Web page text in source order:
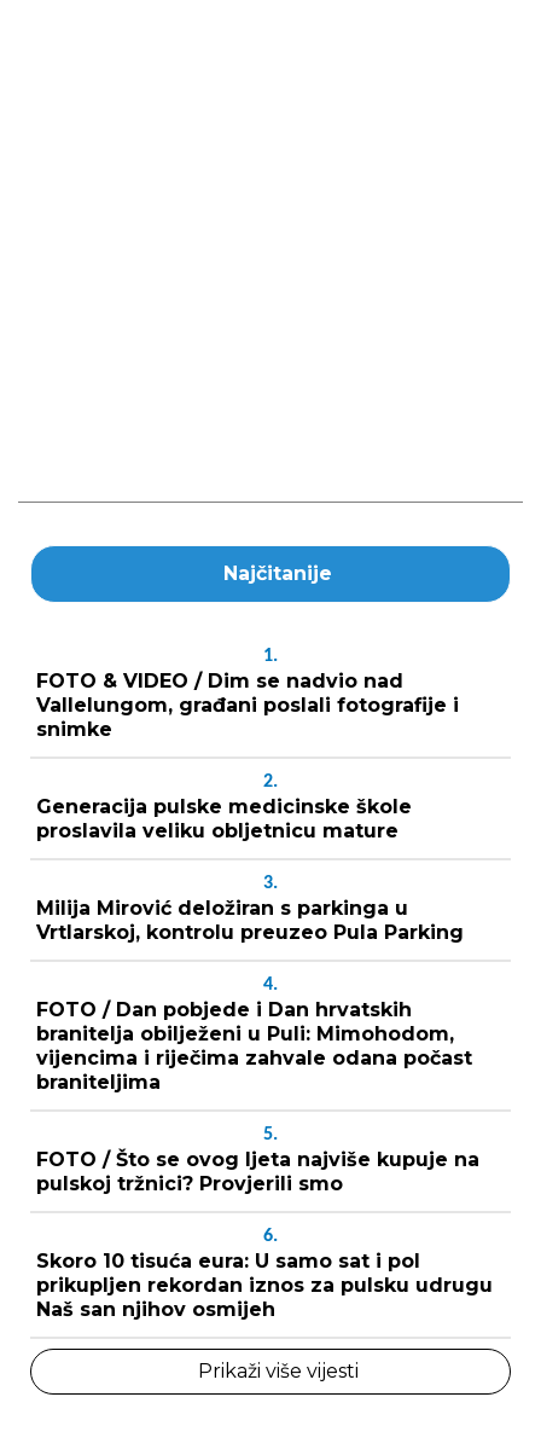
Najčitanije
1.
FOTO & VIDEO / Dim se nadvio nad
Vallelungom, građani poslali fotografije i
snimke
2.
Generacija pulske medicinske škole
proslavila veliku obljetnicu mature
3.
Milija Mirović deložiran s parkinga u
Vrtlarskoj, kontrolu preuzeo Pula Parking
4.
FOTO / Dan pobjede i Dan hrvatskih
branitelja obilježeni u Puli: Mimohodom,
vijencima i riječima zahvale odana počast
braniteljima
5.
FOTO / Što se ovog ljeta najviše kupuje na
pulskoj tržnici? Provjerili smo
6.
Skoro 10 tisuća eura: U samo sat i pol
prikupljen rekordan iznos za pulsku udrugu
Naš san njihov osmijeh
Prikaži više vijesti